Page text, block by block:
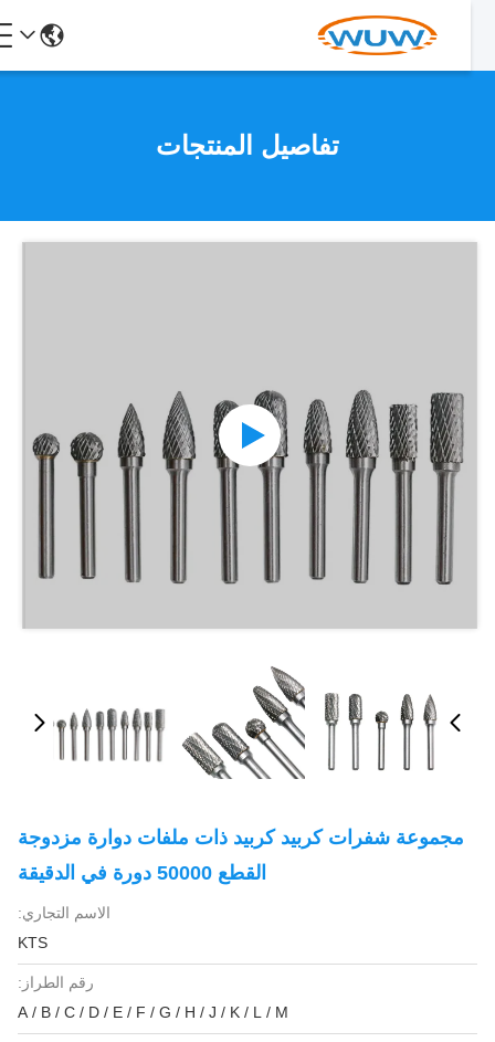
تفاصيل المنتجات
مجموعة شفرات كربيد كربيد ذات ملفات دوارة مزدوجة
القطع 50000 دورة في الدقيقة
الاسم التجاري:
KTS
رقم الطراز:
A / B / C / D / E / F / G / H / J / K / L / M